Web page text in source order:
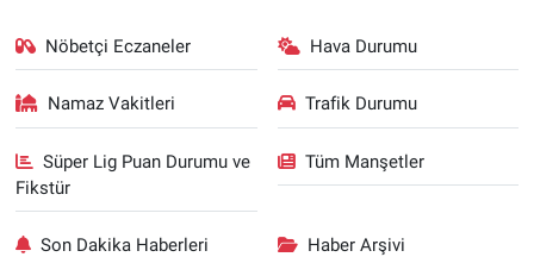
Nöbetçi Eczaneler Hava Durumu
Namaz Vakitleri Trafik Durumu
Süper Lig Puan Durumu ve
Fikstür
Tüm Manşetler
Son Dakika Haberleri Haber Arşivi